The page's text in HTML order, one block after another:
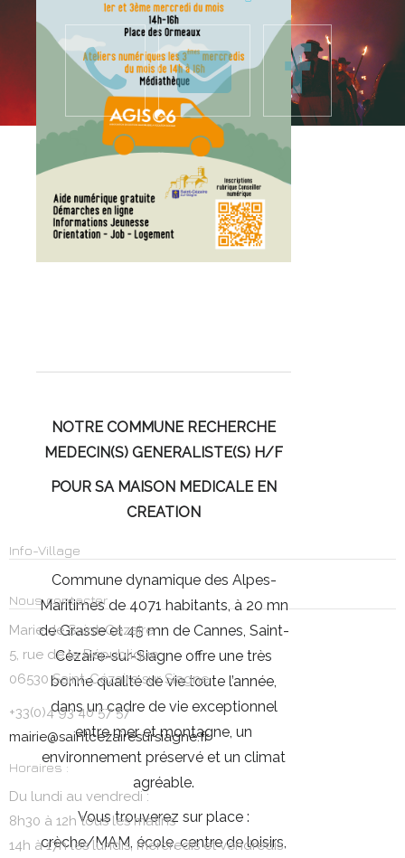
NOTRE COMMUNE RECHERCHE
MEDECIN(S) GENERALISTE(S) H/F
POUR SA MAISON MEDICALE EN
CREATION
Commune dynamique des Alpes-
Maritimes de 4071 habitants, à 20 mn
de Grasse et 45 mn de Cannes, Saint-
Cézaire-sur-Siagne offre une très
bonne qualité de vie toute l’année,
dans un cadre de vie exceptionnel
entre mer et montagne, un
environnement préservé et un climat
agréable.
Vous trouverez sur place :
crèche/MAM, école, centre de loisirs,
Info-Village
Nous contacter
Marie de Saint-Cézaire
5, rue de la République
06530 Saint-Cézaire sur Siagne
+33(0)4 93 40 57 57
mairie@saintcezairesursiagne.fr
Horaires :
Du lundi au vendredi :
8h30 à 12h tous les matins
14h à 17h les lundis, mercredis et vendredis